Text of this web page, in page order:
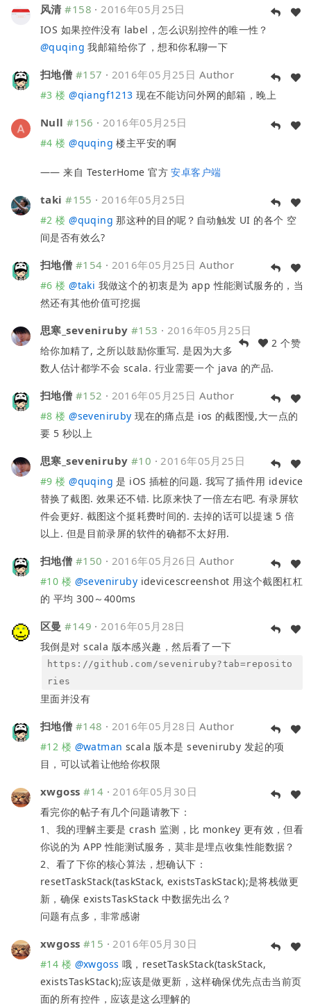
风清 #158 · 2016年05月25日
IOS 如果控件没有 label，怎么识别控件的唯一性？
@quqing 我邮箱给你了，想和你私聊一下
扫地僧 #157 · 2016年05月25日 Author
#3 楼 @qiangf1213 现在不能访问外网的邮箱，晚上
Null #156 · 2016年05月25日
#4 楼 @quqing 楼主平安的啊
—— 来自 TesterHome 官方安卓客户端
taki #155 · 2016年05月25日
#2 楼 @quqing 那这种的目的呢？自动触发 UI 的各个 空
间是否有效么?
扫地僧 #154 · 2016年05月25日 Author
#6 楼 @taki 我做这个的初衷是为 app 性能测试服务的，当
然还有其他价值可挖掘
思寒_seveniruby #153 · 2016年05月25日
2 个赞
给你加精了, 之所以鼓励你重写. 是因为大多
数人估计都学不会 scala. 行业需要一个 java 的产品.
扫地僧 #152 · 2016年05月25日 Author
#8 楼 @seveniruby 现在的痛点是 ios 的截图慢,大一点的
要 5 秒以上
思寒_seveniruby #10 · 2016年05月25日
#9 楼 @quqing 是 iOS 插桩的问题. 我写了插件用 idevice
替换了截图. 效果还不错. 比原来快了一倍左右吧. 有录屏软
件会更好. 截图这个挺耗费时间的. 去掉的话可以提速 5 倍
以上. 但是目前录屏的软件的确都不太好用.
扫地僧 #150 · 2016年05月26日 Author
#10 楼 @seveniruby idevicescreenshot 用这个截图杠杠
的 平均 300～400ms
区曼 #149 · 2016年05月28日
我倒是对 scala 版本感兴趣，然后看了一下
https://github.com/seveniruby?tab=reposito
ries
里面并没有
扫地僧 #148 · 2016年05月28日 Author
#12 楼 @watman scala 版本是 seveniruby 发起的项
目，可以试着让他给你权限
xwgoss #14 · 2016年05月30日
看完你的帖子有几个问题请教下：
1、我的理解主要是 crash 监测，比 monkey 更有效，但看
你说的为 APP 性能测试服务，莫非是埋点收集性能数据？
2、看了下你的核心算法，想确认下：
resetTaskStack(taskStack, existsTaskStack);是将栈做更
新，确保 existsTaskStack 中数据先出么？
问题有点多，非常感谢
xwgoss #15 · 2016年05月30日
#14 楼 @xwgoss 哦，resetTaskStack(taskStack,
existsTaskStack);应该是做更新，这样确保优先点击当前页
面的所有控件，应该是这么理解的